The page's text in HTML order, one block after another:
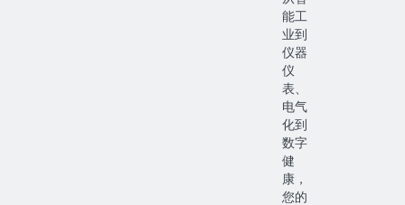
能工
业到
仪器
仪
表、
电气
化到
数字
健
康，
您的